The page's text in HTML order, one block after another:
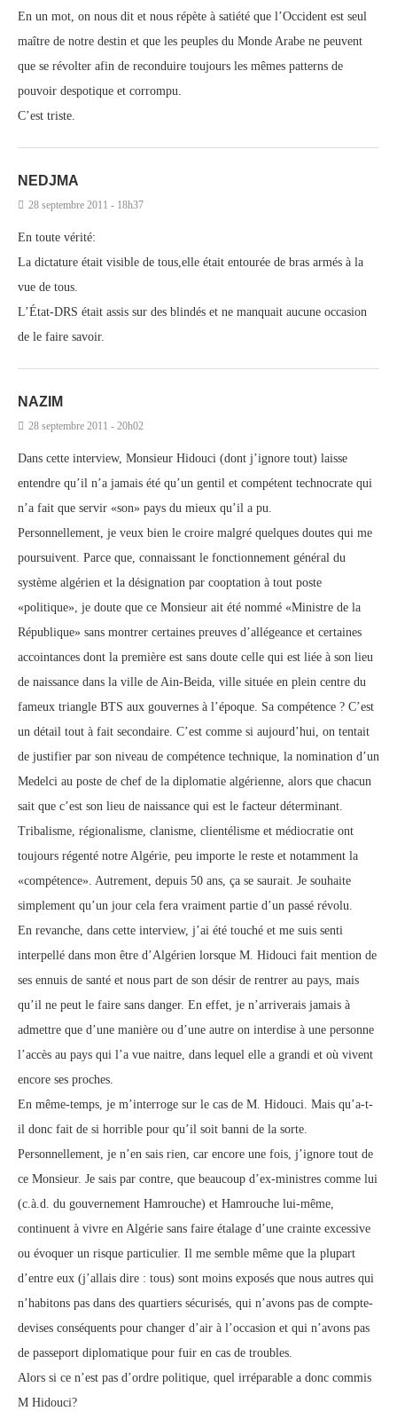
En un mot, on nous dit et nous répète à satiété que l’Occident est seul
maître de notre destin et que les peuples du Monde Arabe ne peuvent
que se révolter afin de reconduire toujours les mêmes patterns de
pouvoir despotique et corrompu.
C’est triste.
NEDJMA
28 septembre 2011 - 18h37
En toute vérité:
La dictature était visible de tous,elle était entourée de bras armés à la
vue de tous.
L’État-DRS était assis sur des blindés et ne manquait aucune occasion
de le faire savoir.
NAZIM
28 septembre 2011 - 20h02
Dans cette interview, Monsieur Hidouci (dont j’ignore tout) laisse
entendre qu’il n’a jamais été qu’un gentil et compétent technocrate qui
n’a fait que servir «son» pays du mieux qu’il a pu.
Personnellement, je veux bien le croire malgré quelques doutes qui me
poursuivent. Parce que, connaissant le fonctionnement général du
système algérien et la désignation par cooptation à tout poste
«politique», je doute que ce Monsieur ait été nommé «Ministre de la
République» sans montrer certaines preuves d’allégeance et certaines
accointances dont la première est sans doute celle qui est liée à son lieu
de naissance dans la ville de Ain-Beida, ville située en plein centre du
fameux triangle BTS aux gouvernes à l’époque. Sa compétence ? C’est
un détail tout à fait secondaire. C’est comme si aujourd’hui, on tentait
de justifier par son niveau de compétence technique, la nomination d’un
Medelci au poste de chef de la diplomatie algérienne, alors que chacun
sait que c’est son lieu de naissance qui est le facteur déterminant.
Tribalisme, régionalisme, clanisme, clientélisme et médiocratie ont
toujours régenté notre Algérie, peu importe le reste et notamment la
«compétence». Autrement, depuis 50 ans, ça se saurait. Je souhaite
simplement qu’un jour cela fera vraiment partie d’un passé révolu.
En revanche, dans cette interview, j’ai été touché et me suis senti
interpellé dans mon être d’Algérien lorsque M. Hidouci fait mention de
ses ennuis de santé et nous part de son désir de rentrer au pays, mais
qu’il ne peut le faire sans danger. En effet, je n’arriverais jamais à
admettre que d’une manière ou d’une autre on interdise à une personne
l’accès au pays qui l’a vue naitre, dans lequel elle a grandi et où vivent
encore ses proches.
En même-temps, je m’interroge sur le cas de M. Hidouci. Mais qu’a-t-
il donc fait de si horrible pour qu’il soit banni de la sorte.
Personnellement, je n’en sais rien, car encore une fois, j’ignore tout de
ce Monsieur. Je sais par contre, que beaucoup d’ex-ministres comme lui
(c.à.d. du gouvernement Hamrouche) et Hamrouche lui-même,
continuent à vivre en Algérie sans faire étalage d’une crainte excessive
ou évoquer un risque particulier. Il me semble même que la plupart
d’entre eux (j’allais dire : tous) sont moins exposés que nous autres qui
n’habitons pas dans des quartiers sécurisés, qui n’avons pas de compte-
devises conséquents pour changer d’air à l’occasion et qui n’avons pas
de passeport diplomatique pour fuir en cas de troubles.
Alors si ce n’est pas d’ordre politique, quel irréparable a donc commis
M Hidouci?